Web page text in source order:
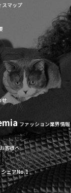
スマップ
せ
ファッション業界情報
客様へ
シェアNo.1